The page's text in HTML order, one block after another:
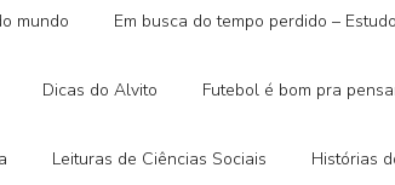
mundo Em busca do tempo perdido –
Dicas do Alvito Futebol é bom pra
Leituras de Ciências Sociais Histórias